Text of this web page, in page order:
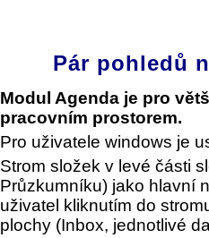
Pár pohledů
Modul Agenda je pro
pracovním prostorem.
Pro uživatele windows je
Strom složek v levé části
Průzkumníku) jako hlavní
uživatel kliknutím do
plochy (Inbox, jednotlivé